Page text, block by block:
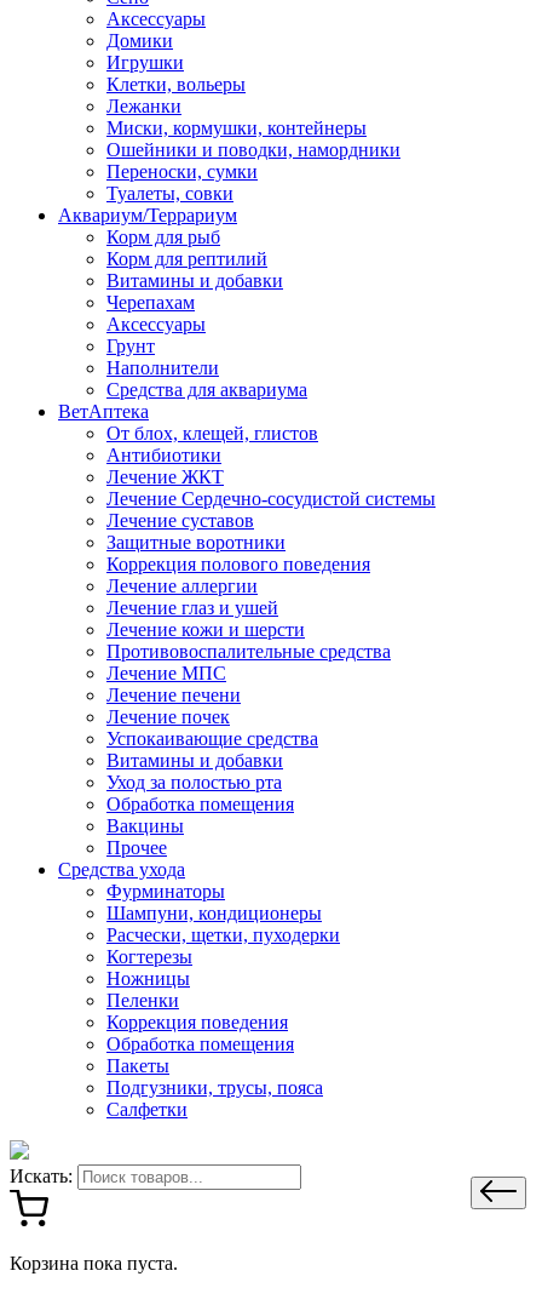
Аксессуары
Домики
Игрушки
Клетки, вольеры
Лежанки
Миски, кормушки, контейнеры
Ошейники и поводки, намордники
Переноски, сумки
Туалеты, совки
Аквариум/Террариум
Корм для рыб
Корм для рептилий
Витамины и добавки
Черепахам
Аксессуары
Грунт
Наполнители
Средства для аквариума
ВетАптека
От блох, клещей, глистов
Антибиотики
Лечение ЖКТ
Лечение Сердечно-сосудистой системы
Лечение суставов
Защитные воротники
Коррекция полового поведения
Лечение аллергии
Лечение глаз и ушей
Лечение кожи и шерсти
Противовоспалительные средства
Лечение МПС
Лечение печени
Лечение почек
Успокаивающие средства
Витамины и добавки
Уход за полостью рта
Обработка помещения
Вакцины
Прочее
Средства ухода
Фурминаторы
Шампуни, кондиционеры
Расчески, щетки, пуходерки
Когтерезы
Ножницы
Пеленки
Коррекция поведения
Обработка помещения
Пакеты
Подгузники, трусы, пояса
Салфетки
Искать:
Корзина пока пуста.